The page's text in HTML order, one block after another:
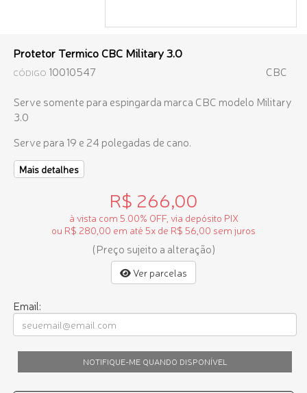
Protetor Termico CBC Military 3.0
CÓDIGO 10010547
CBC
Serve somente para espingarda marca CBC modelo Military
3.0
Serve para 19 e 24 polegadas de cano.
Mais detalhes
R$ 266,00
à vista com 5.00% OFF, via depósito PIX
ou R$ 280,00 em até 5x de R$ 56,00 sem juros
(Preço sujeito a alteração)
Ver parcelas
Email:
NOTIFIQUE-ME QUANDO DISPONÍVEL